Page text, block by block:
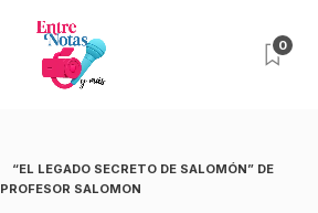
0
“EL LEGADO SECRETO DE SALOMÓN” DE
PROFESOR SALOMON